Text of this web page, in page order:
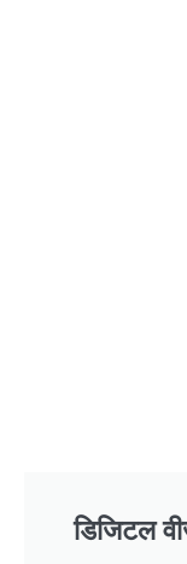
डिजिटल